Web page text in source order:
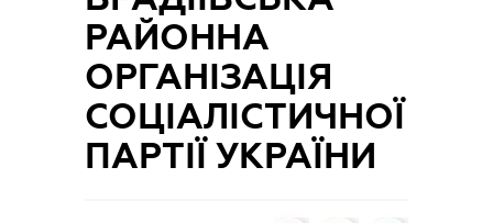
РАЙОННА
ОРГАНІЗАЦІЯ
СОЦІАЛІСТИЧНОЇ
ПАРТІЇ УКРАЇНИ